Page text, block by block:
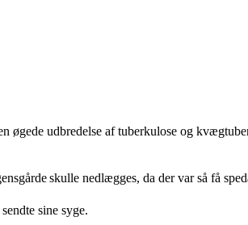
øgede udbredelse af tuberkulose og
skulle nedlægges, da der var så få
sine syge.